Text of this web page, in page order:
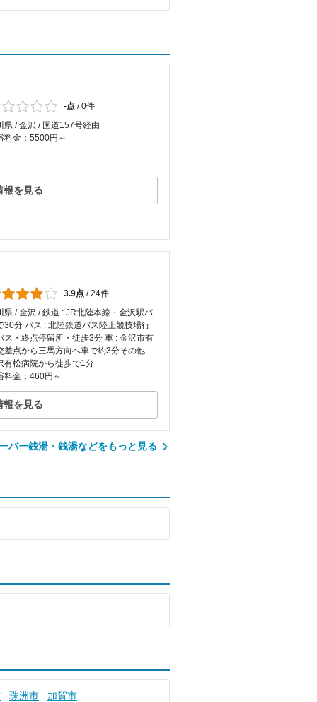
-点 /0件
県 / 金沢 / 国道157号経由
料金：5500円～
報を見る
3.9点 /24件
県 / 金沢 / 鉄道 : JR北陸本線・金沢駅バ
30分 バス : 北陸鉄道バス陸上競技場行
ス・終点停留所・徒歩3分 車 : 金沢市有
差点から三馬方向へ車で約3分 ​その他 :
有松病院から徒歩で1分
料金：460円～
報を見る
パー銭湯・銭湯などをもっと見る
珠洲市 加賀市